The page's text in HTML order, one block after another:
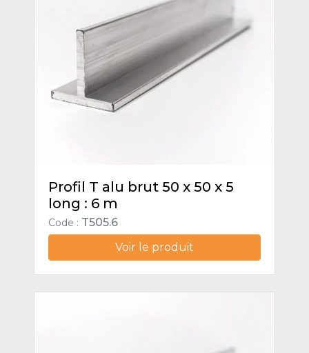
Profil T alu brut 50 x 50 x 5
long : 6 m
Code : T505.6
Voir le produit